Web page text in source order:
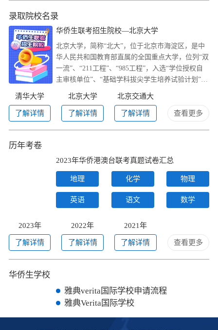
预科院校：文...
录取院校名录
华侨生联考招生院校—北京大学
北京大学，简称“北大”，位于北京市海淀区，是中
华人民共和国教育部直属的全国重点大学，位列“双
一流”、“211工程”、“985工程”，入选“学位授权自
主审核单位”、“基础学科拔尖学生培养试验计划”、
计划”
清华大学
了解详情
北京大学
了解详情
北京交通大
学
了解详情 查看更多
历年考卷
2023年华侨港澳台联考真题试卷汇总
地理 化学 物理
英语 语文 数学
2023年
了解详情
2022年
了解详情
2021年
了解详情 查看更多
华侨生学校
雅典verita国际学校申请流程
雅典Verita国际学校